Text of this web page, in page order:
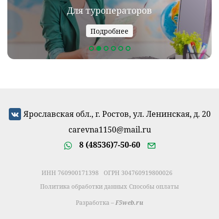
Для туроператоров
Подробнее
Для новобрачных
Подробнее
Ярославская обл., г. Ростов, ул. Ленинская, д. 20
carevna1150@mail.ru
8 (48536)7-50-60
ИНН 760900171398
ОГРН 304760919800026
Политика обработки данных Способы оплаты
Разработка –F5web.ru